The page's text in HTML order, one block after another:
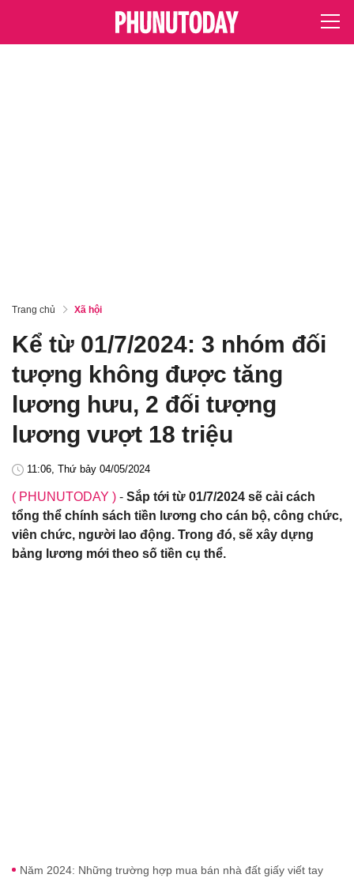
Trang chủ Xã hội
Kể từ 01/7/2024: 3 nhóm đối
tượng không được tăng
lương hưu, 2 đối tượng
lương vượt 18 triệu
11:06, Thứ bảy 04/05/2024
( PHUNUTODAY ) - Sắp tới từ 01/7/2024 sẽ cải cách
tổng thể chính sách tiền lương cho cán bộ, công chức,
viên chức, người lao động. Trong đó, sẽ xây dựng
bảng lương mới theo số tiền cụ thể.
Năm 2024: Những trường hợp mua bán nhà đất giấy viết tay